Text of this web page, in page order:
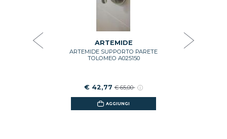
ARTEMIDE
ARTEMIDE SUPPORTO PARETE
TOLOMEO A025150
€ 42,77 € 65,00
AGGIUNGI